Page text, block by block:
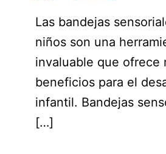
Las bandejas
niños son una
invaluable que ofrece
beneficios para el
infantil. Bandejas
[…]